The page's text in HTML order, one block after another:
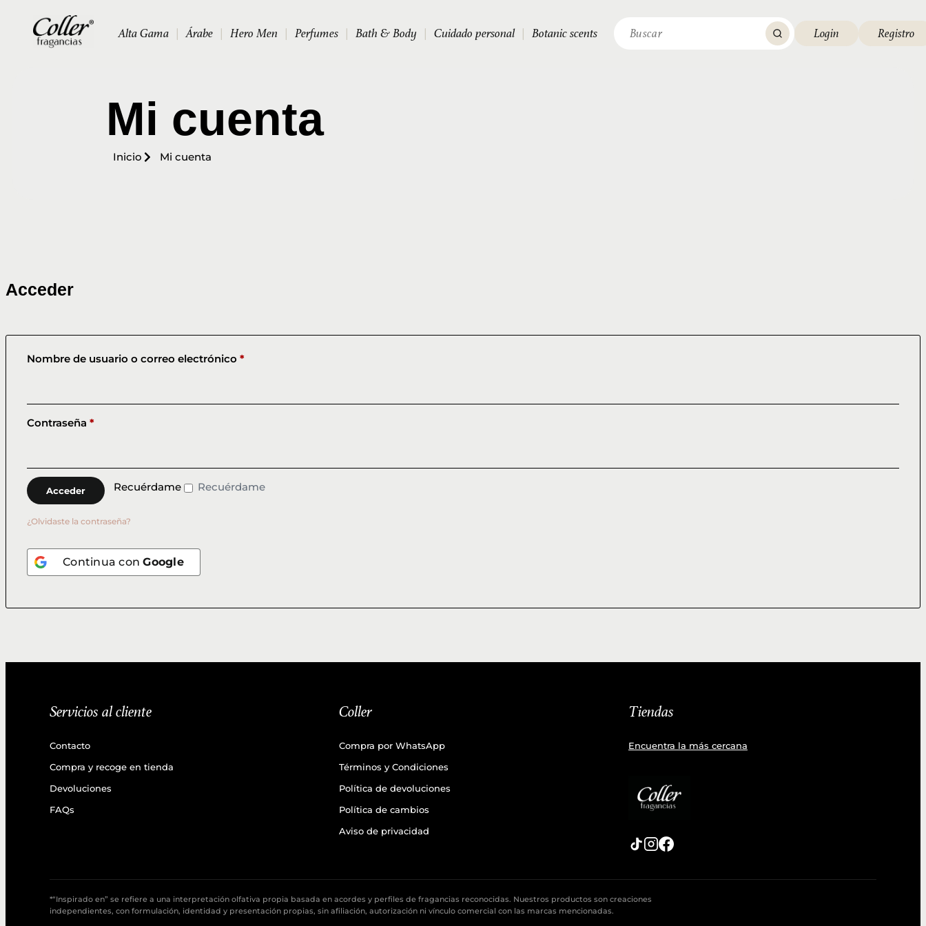
Alta Gama Árabe Hero Men Perfumes Bath & Body Cuidado personal Botanic scents Login Registro
Mi cuenta
Inicio Mi cuenta
Acceder
Nombre de usuario o correo electrónico *
Contraseña *
Recuérdame Recuérdame
Acceder
¿Olvidaste la contraseña?
Continua conGoogle
Servicios al cliente
Contacto
Compra y recoge en tienda
Devoluciones
FAQs
Coller
Compra por WhatsApp
Términos y Condiciones
Política de devoluciones
Política de cambios
Aviso de privacidad
Tiendas
Encuentra la más cercana
*“Inspirado en” se refiere a una interpretación olfativa propia basada en acordes y perfiles de fragancias reconocidas. Nuestros productos son creaciones
independientes, con formulación, identidad y presentación propias, sin afiliación, autorización ni vínculo comercial con las marcas mencionadas.